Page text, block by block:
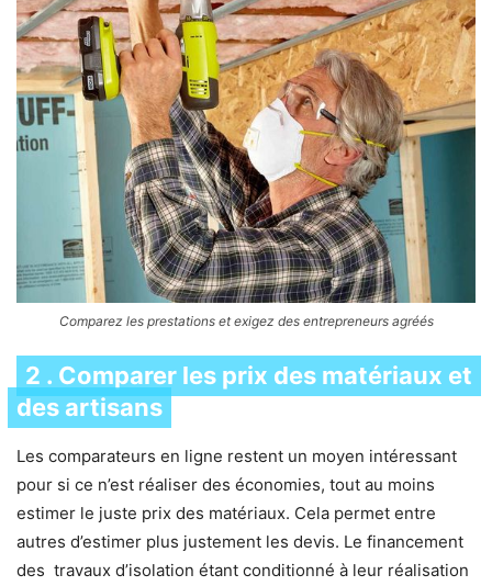
Comparez les prestations et exigez des entrepreneurs agréés
2 . Comparer les prix des matériaux et
des artisans
Les comparateurs en ligne restent un moyen intéressant
pour si ce n’est réaliser des économies, tout au moins
estimer le juste prix des matériaux. Cela permet entre
autres d’estimer plus justement les devis. Le financement
des travaux d’isolation étant conditionné à leur réalisation